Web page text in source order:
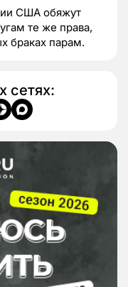
США обяжут
те же права,
браках парам.
сетях: